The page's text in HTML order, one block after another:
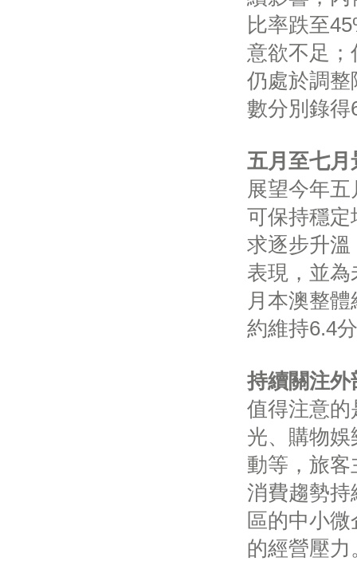
比率跌至
意欲不足
仍處於調
數分別錄得
五月至七
展望今年
可保持穩
求逐步升
表現，並
月本澳整
約維持6.4
持續關注
值得注意
光、購物娛
動等，旅
消費趨勢
區的中小
的經營壓力